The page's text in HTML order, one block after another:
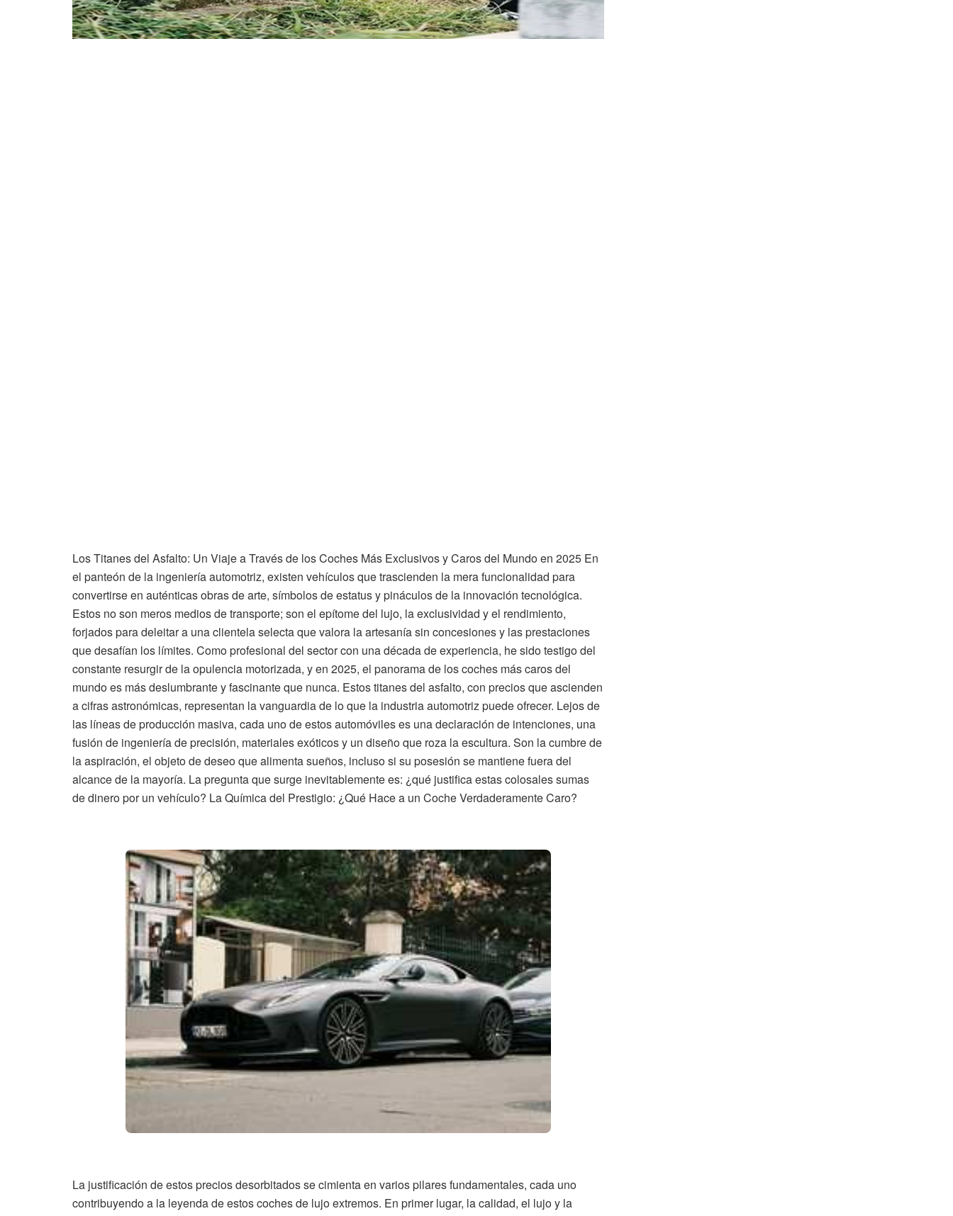
Los Titanes del Asfalto: Un Viaje a Través de los Coches Más Exclusivos y Caros del Mundo en 2025 En
el panteón de la ingeniería automotriz, existen vehículos que trascienden la mera funcionalidad para
convertirse en auténticas obras de arte, símbolos de estatus y pináculos de la innovación tecnológica.
Estos no son meros medios de transporte; son el epítome del lujo, la exclusividad y el rendimiento,
forjados para deleitar a una clientela selecta que valora la artesanía sin concesiones y las prestaciones
que desafían los límites. Como profesional del sector con una década de experiencia, he sido testigo del
constante resurgir de la opulencia motorizada, y en 2025, el panorama de los coches más caros del
mundo es más deslumbrante y fascinante que nunca. Estos titanes del asfalto, con precios que ascienden
a cifras astronómicas, representan la vanguardia de lo que la industria automotriz puede ofrecer. Lejos de
las líneas de producción masiva, cada uno de estos automóviles es una declaración de intenciones, una
fusión de ingeniería de precisión, materiales exóticos y un diseño que roza la escultura. Son la cumbre de
la aspiración, el objeto de deseo que alimenta sueños, incluso si su posesión se mantiene fuera del
alcance de la mayoría. La pregunta que surge inevitablemente es: ¿qué justifica estas colosales sumas
de dinero por un vehículo? La Química del Prestigio: ¿Qué Hace a un Coche Verdaderamente Caro?
La justificación de estos precios desorbitados se cimienta en varios pilares fundamentales, cada uno
contribuyendo a la leyenda de estos coches de lujo extremos. En primer lugar, la calidad, el lujo y la